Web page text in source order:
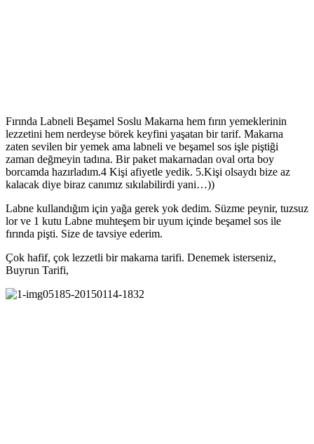
Fırında Labneli Beşamel Soslu Makarna hem fırın yemeklerinin
lezzetini hem nerdeyse börek keyfini yaşatan bir tarif. Makarna
zaten sevilen bir yemek ama labneli ve beşamel sos işle piştiği
zaman değmeyin tadına. Bir paket makarnadan oval orta boy
borcamda hazırladım.4 Kişi afiyetle yedik. 5.Kişi olsaydı bize az
kalacak diye biraz canımız sıkılabilirdi yani…))
Labne kullandığım için yağa gerek yok dedim. Süzme peynir, tuzsuz
lor ve 1 kutu Labne muhteşem bir uyum içinde beşamel sos ile
fırında pişti. Size de tavsiye ederim.
Çok hafif, çok lezzetli bir makarna tarifi. Denemek isterseniz,
Buyrun Tarifi,